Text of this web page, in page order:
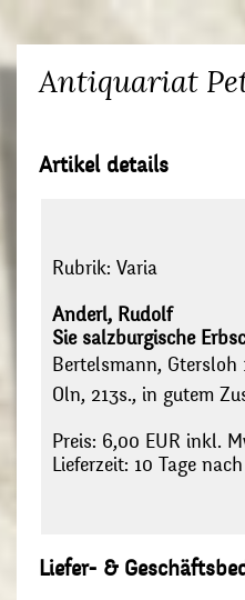
Antiquariat
Artikel details
Rubrik: Varia
Anderl, Rudolf
Sie salzburgische
Bertelsmann, Gtersloh
Oln, 213s., in gutem
Preis: 6,00 EUR inkl.
Lieferzeit: 10 Tage
Liefer- &